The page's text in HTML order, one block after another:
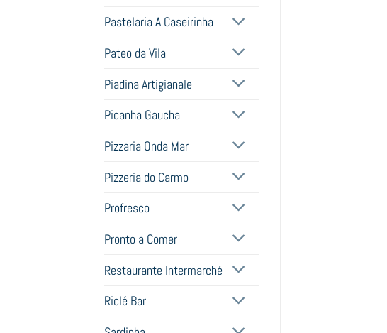
Pastelaria A Caseirinha
Pateo da Vila
Piadina Artigianale
Picanha Gaucha
Pizzaria Onda Mar
Pizzeria do Carmo
Profresco
Pronto a Comer
Restaurante Intermarché
Riclé Bar